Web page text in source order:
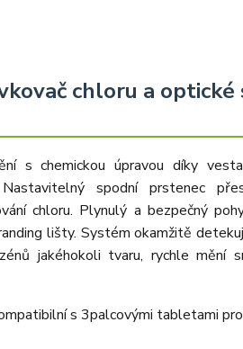
chloru a optické
s chemickou úpravou díky
spodní prstenec
chloru. Plynulý a bezpečný
lišty. Systém okamžitě
jakéhokoli tvaru, rychle mění
s 3palcovými tabletami